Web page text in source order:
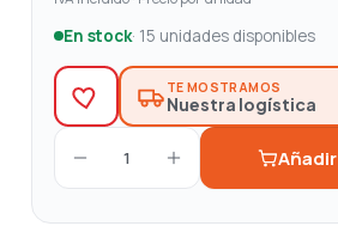
En stock· 15 unidades disponibles
TE MOSTRAMOS
Nuestra logística
1